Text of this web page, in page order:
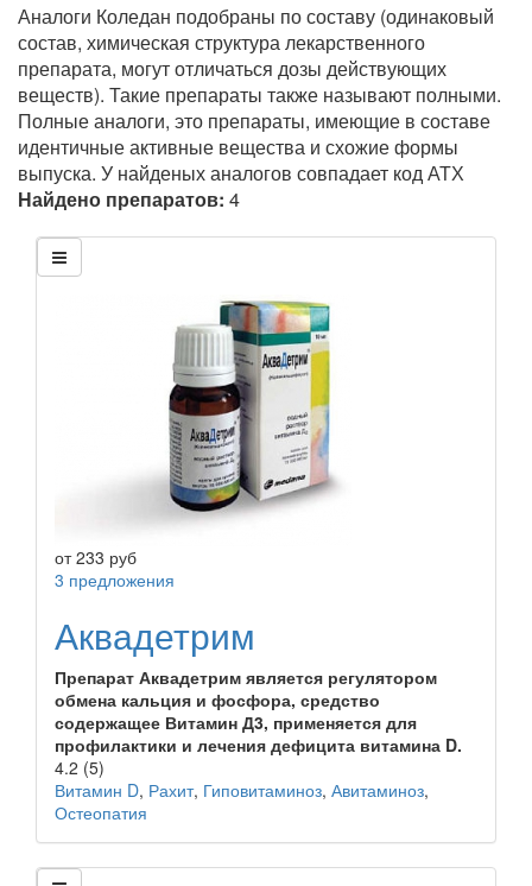
Аналоги Коледан подобраны по составу (одинаковый
состав, химическая структура лекарственного
препарата, могут отличаться дозы действующих
веществ). Такие препараты также называют полными.
Полные аналоги, это препараты, имеющие в составе
идентичные активные вещества и схожие формы
выпуска. У найденых аналогов совпадает код АТХ
Найдено препаратов: 4
от233 руб
3 предложения
Аквадетрим
Препарат Аквадетрим является регулятором
обмена кальция и фосфора, средство
содержащее Витамин Д3, применяется для
профилактики и лечения дефицита витамина D.
4.2 (5)
Витамин D, Рахит, Гиповитаминоз, Авитаминоз,
Остеопатия